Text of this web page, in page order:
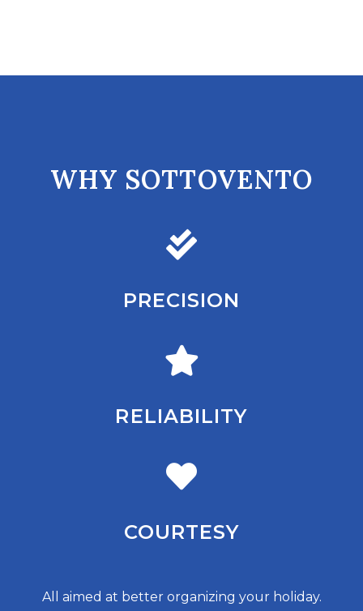
WHY SOTTOVENTO
PRECISION
RELIABILITY
COURTESY
All aimed at better organizing your holiday.